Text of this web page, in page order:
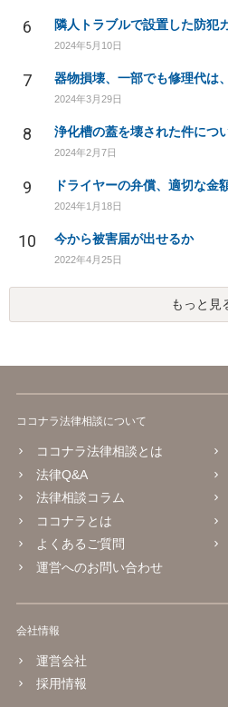
6 隣人トラブルで設置した防犯
2024年5月10日
7
2024年3月29日
8
2024年2月7日
9 ドライヤーの弁償、適切な金
2024年1月18日
10 今から被害届が出せるか
2022年4月25日
もっと見
ココナラ法律相談について
ココナラ法律相談とは
法律Q&A
法律相談コラム
ココナラとは
よくあるご質問
運営へのお問い合わせ
会社情報
運営会社
採用情報